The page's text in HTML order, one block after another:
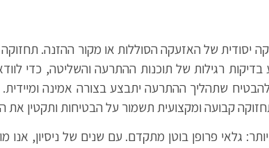
יסודית של האזעקה הסוללות או מקור ההזנה.
רגילות של תוכנות ההתרעה והשליטה, כדי
שתהליך ההתרעה יתבצע בצורה אמינה
קבועה ומקצועית תשמור על הבטיחות ותקטין את
גלאי פרופן בוטן מתקדם. עם שנים של ניסיון, אנו